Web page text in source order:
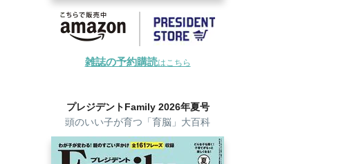
雑誌の予約購読はこちら
プレジデントFamily 2026年夏号
頭のいい子が育つ「育脳」大百科